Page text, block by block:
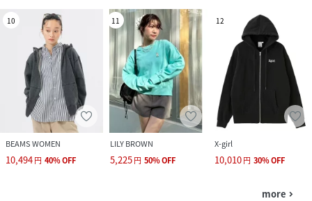
10
BEAMS WOMEN
10,494円 40%OFF
11
LILY BROWN
5,225円 50%OFF
12
X-girl
10,010円 30%OFF
more navigate_next